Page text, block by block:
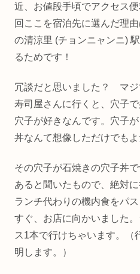
近、お値段手頃でアクセス
回ここを宿泊先に選んだ理
の清涼里 (チョンニャンニ)
るためです！
冗談だと思いました？ マジ
寿司屋さんに行くと、穴子
穴子が好きなんです。穴子
丼なんて想像しただけでもよ
その穴子が石焼きの穴子丼
あると聞いたもので、絶対
ランチ代わりの機内食をパ
すぐ、お店に向かいました
ス1本で行けちゃいます。（
明します。）